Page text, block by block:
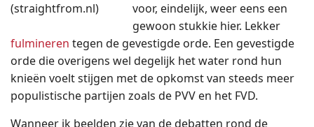
voor, eindelijk, weer eens een
gewoon stukkie hier. Lekker
fulmineren tegen de gevestigde orde. Een gevestigde
orde die overigens wel degelijk het water rond hun
knieën voelt stijgen met de opkomst van steeds meer
populistische partijen zoals de PVV en het FVD.
Wanneer ik beelden zie van de debatten rond de